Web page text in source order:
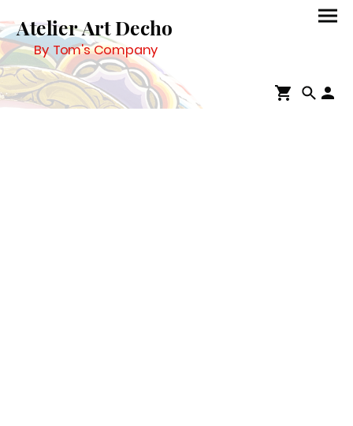
Atelier Art Decho
By Tom's Company